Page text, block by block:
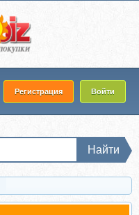
Регистрация Войти
Найти